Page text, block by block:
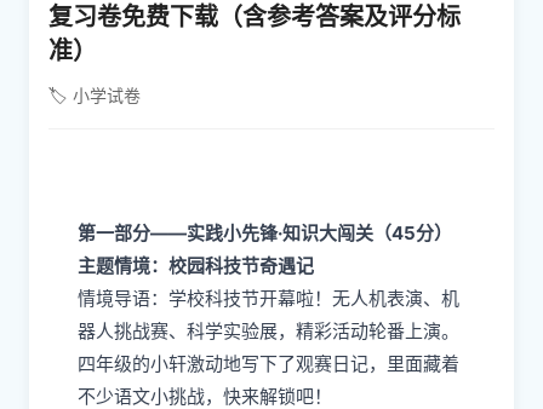
复习卷免费下载（含参考答案及评分标
准）
🏷️ 小学试卷
第一部分——实践小先锋·知识大闯关（45分）
主题情境：校园科技节奇遇记
情境导语：学校科技节开幕啦！无人机表演、机
器人挑战赛、科学实验展，精彩活动轮番上演。
四年级的小轩激动地写下了观赛日记，里面藏着
不少语文小挑战，快来解锁吧！